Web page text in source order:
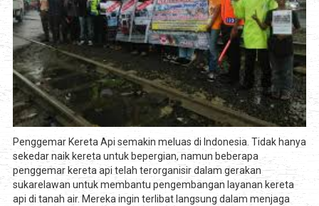
Penggemar Kereta Api semakin meluas di Indonesia. Tidak hanya
sekedar naik kereta untuk bepergian, namun beberapa
penggemar kereta api telah terorganisir dalam gerakan
sukarelawan untuk membantu pengembangan layanan kereta
api di tanah air. Mereka ingin terlibat langsung dalam menjaga